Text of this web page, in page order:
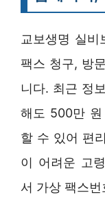
교보생명 실
팩스 청구, 방
니다. 최근 정
해도 500만
할 수 있어 편
이 어려운 고
서 가상 팩스